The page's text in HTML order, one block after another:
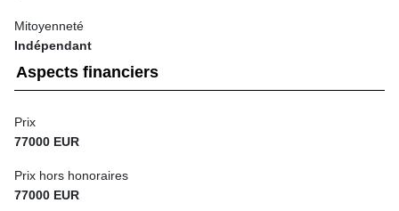
Mitoyenneté
Indépendant
Aspects financiers
Prix
77000 EUR
Prix hors honoraires
77000 EUR